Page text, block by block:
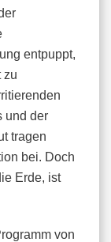
entpuppt,
zu
und der
tragen
bei. Doch
Erde, ist
von